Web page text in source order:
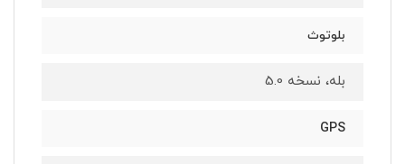
بلوتوث
بله، نسخه 5.0
GPS